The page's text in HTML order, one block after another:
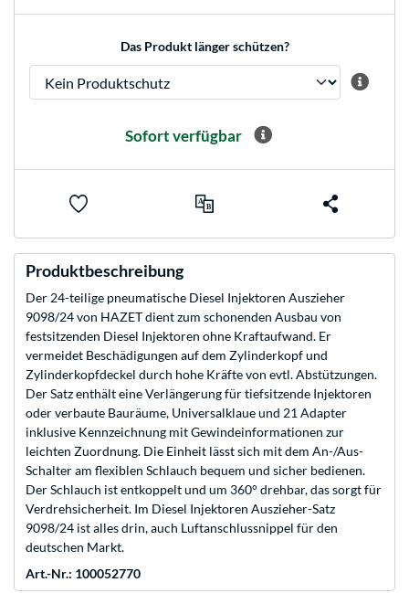
Das Produkt länger schützen?
Sofort verfügbar
Produktbeschreibung
Der 24-teilige pneumatische Diesel Injektoren Auszieher
9098/24 von HAZET dient zum schonenden Ausbau von
festsitzenden Diesel Injektoren ohne Kraftaufwand. Er
vermeidet Beschädigungen auf dem Zylinderkopf und
Zylinderkopfdeckel durch hohe Kräfte von evtl. Abstützungen.
Der Satz enthält eine Verlängerung für tiefsitzende Injektoren
oder verbaute Bauräume, Universalklaue und 21 Adapter
inklusive Kennzeichnung mit Gewindeinformationen zur
leichten Zuordnung. Die Einheit lässt sich mit dem An-/Aus-
Schalter am flexiblen Schlauch bequem und sicher bedienen.
Der Schlauch ist entkoppelt und um 360° drehbar, das sorgt für
Verdrehsicherheit. Im Diesel Injektoren Auszieher-Satz
9098/24 ist alles drin, auch Luftanschlussnippel für den
deutschen Markt.
Art.-Nr.: 100052770